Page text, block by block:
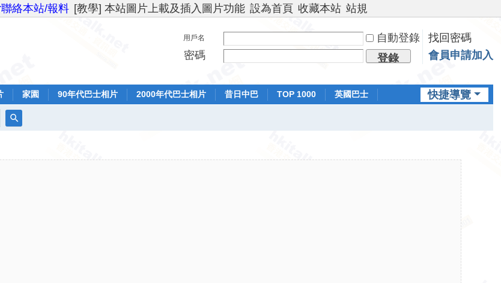
絡本站/報料 [教學] 本站圖片上載及插入圖片功能 設為首頁 收藏本站 站規
用戶名 自動登錄
找回密碼
密碼
登錄 會員申請加入
快捷導覽
家園 90年代巴士相片 2000年代巴士相片 昔日中巴 TOP 1000
英國巴士